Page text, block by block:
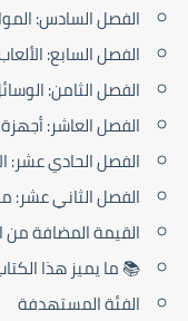
الفصل السادس:
الفصل السابع:
الفصل الثامن:
الفصل العاشر:
الفصل الحادي عشر:
الفصل الثاني عشر:
القيمة المضافة من
📚 ما يميز هذا
الفئة المستهدفة